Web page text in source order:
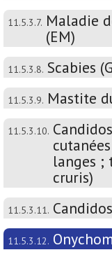
11.5.3.7. Maladie
(EM)
11.5.3.8. Scabies
11.5.3.9. Mastite
11.5.3.10.
langes ;
cruris)
11.5.3.11.
11.5.3.12.